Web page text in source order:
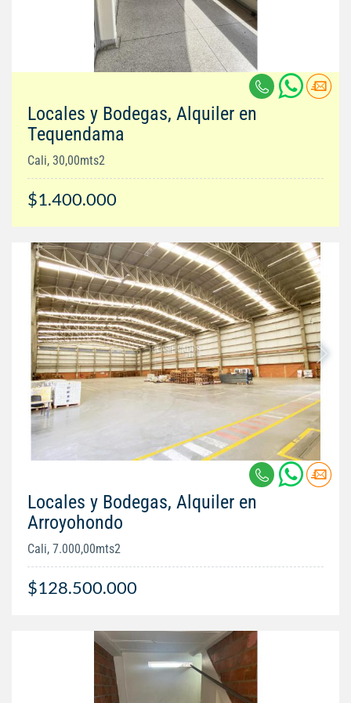
Locales y Bodegas, Alquiler en
Tequendama
Cali, 30,00mts2
$1.400.000
Locales y Bodegas, Alquiler en
Arroyohondo
Cali, 7.000,00mts2
$128.500.000